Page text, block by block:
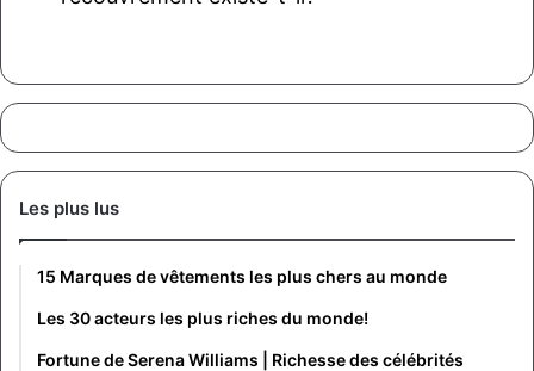
Les plus lus
15 Marques de vêtements les plus chers au monde
Les 30 acteurs les plus riches du monde!
Fortune de Serena Williams | Richesse des célébrités